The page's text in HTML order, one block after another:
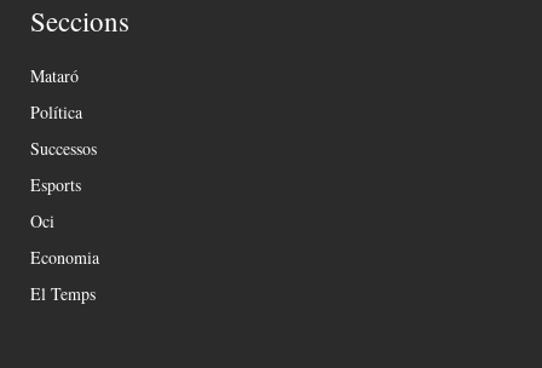
Seccions
Mataró
Política
Successos
Esports
Oci
Economia
El Temps